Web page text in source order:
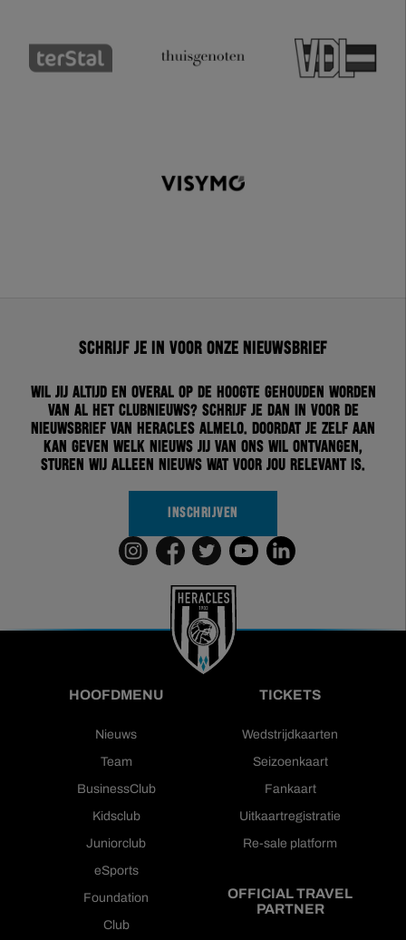
Schrijf je in voor onze nieuwsbrief
Wil jij altijd en overal op de hoogte gehouden worden
van al het clubnieuws? Schrijf je dan in voor de
nieuwsbrief van Heracles Almelo. Doordat je zelf aan
kan geven welk nieuws jij van ons wil ontvangen,
sturen wij alleen nieuws wat voor jou relevant is.
INSCHRIJVEN
HOOFDMENU
Nieuws
Team
BusinessClub
Kidsclub
Juniorclub
eSports
Foundation
Club
TICKETS
Wedstrijdkaarten
Seizoenkaart
Fankaart
Uitkaartregistratie
Re-sale platform
OFFICIAL TRAVEL
PARTNER